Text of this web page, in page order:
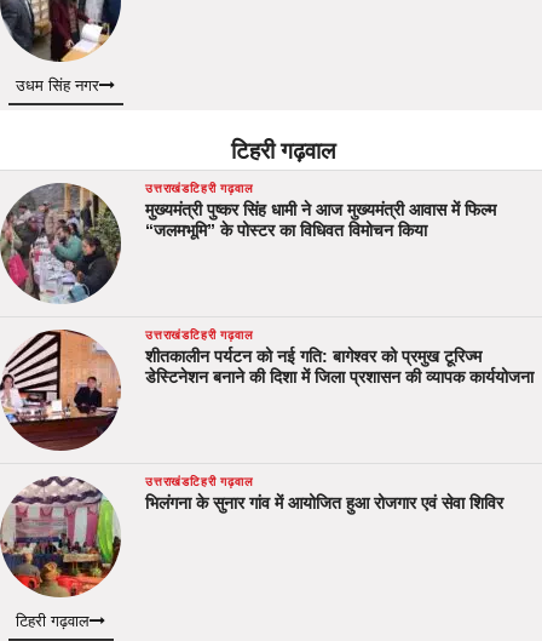
उधम सिंह नगर
टिहरी गढ़वाल
उत्तराखंडटिहरी गढ़वाल
मुख्यमंत्री पुष्कर सिंह धामी ने आज मुख्यमंत्री आवास में फिल्म
“जलमभूमि” के पोस्टर का विधिवत विमोचन किया
उत्तराखंडटिहरी गढ़वाल
शीतकालीन पर्यटन को नई गति: बागेश्वर को प्रमुख टूरिज्म
डेस्टिनेशन बनाने की दिशा में जिला प्रशासन की व्यापक कार्ययोजना
उत्तराखंडटिहरी गढ़वाल
भिलंगना के सुनार गांव में आयोजित हुआ रोजगार एवं सेवा शिविर
टिहरी गढ़वाल